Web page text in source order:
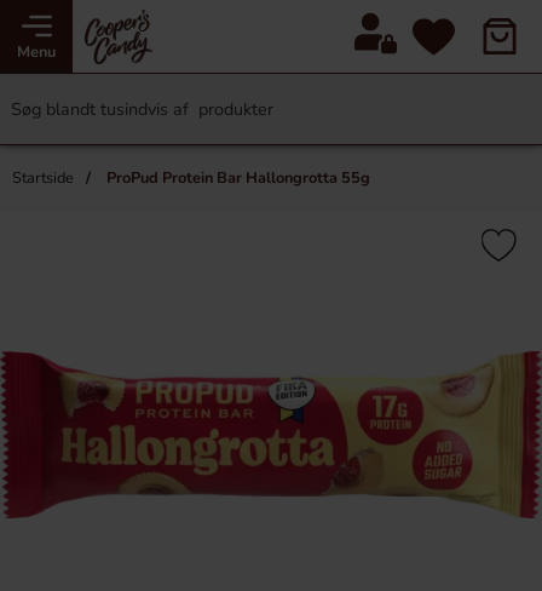
Menu
Startside ProPud Protein Bar Hallongrotta 55g